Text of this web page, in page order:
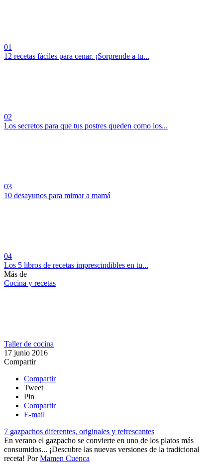
01
12 recetas fáciles para cenar. ¡Sorprende a tu...
02
Los secretos para que tus postres queden como los...
03
10 desayunos para mimar a mamá
04
Los 5 libros de recetas imprescindibles en tu...
Más de
Cocina y recetas
Taller de cocina
17 junio 2016
Compartir
Compartir
Tweet
Pin
Compartir
E-mail
7 gazpachos diferentes, originales y refrescantes
En verano el gazpacho se convierte en uno de los platos más
consumidos... ¡Descubre las nuevas versiones de la tradicional
receta! PorMamen Cuenca